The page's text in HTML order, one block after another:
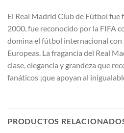
El Real Madrid Club de Fútbol fue
2000, fue reconocido por la FIFA
domina el fútbol internacional con
Europeas. La fragancia del Real
clase, elegancia y grandeza que
fanáticos ¡que apoyan al
PRODUCTOS